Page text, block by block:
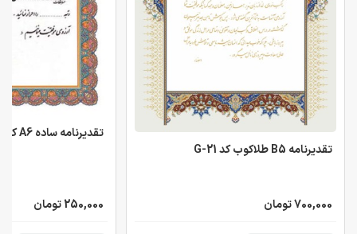
تقدیرنامه B5 طلاکوب کد G-21
700,000 تومان
تقدیرنامه ساده A6 کد 21
250,000 تومان